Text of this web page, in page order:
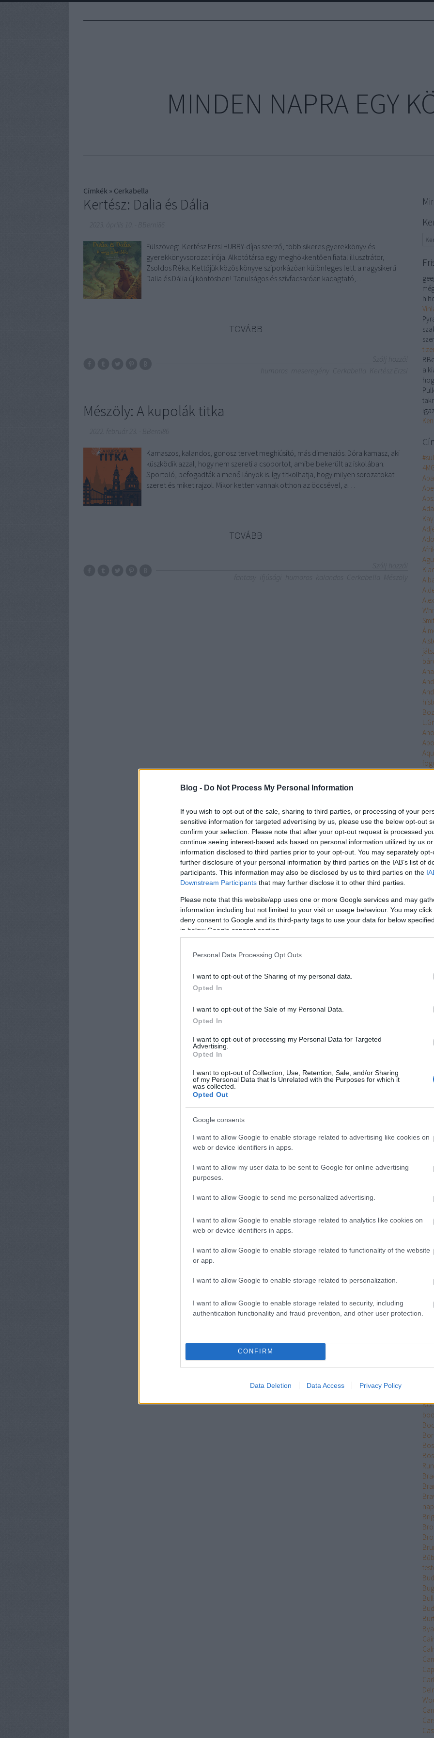
Blog - Do Not Process My Personal Information
If you wish to opt-out of the sale, sharing to third parties, or processing of your
sensitive information for targeted advertising by us, please use the below opt-out
confirm your selection. Please note that after your opt-out request is processed
continue seeing interest-based ads based on personal information utilized by us
information disclosed to third parties prior to your opt-out. You may separately
further disclosure of your personal information by third parties on the IAB’s list of
participants. This information may also be disclosed by us to third parties on the
Downstream Participants that may further disclose it to other third parties.
Please note that this website/app uses one or more Google services and may
information including but not limited to your visit or usage behaviour. You may
deny consent to Google and its third-party tags to use your data for below
in below Google consent section.
Personal Data Processing Opt Outs
I want to opt-out of the Sharing of my personal data.
Opted In
I want to opt-out of the Sale of my Personal Data.
Opted In
I want to opt-out of processing my Personal Data for Targeted
Advertising.
Opted In
I want to opt-out of Collection, Use, Retention, Sale, and/or Sharing
of my Personal Data that Is Unrelated with the Purposes for which it
was collected.
Opted Out
Google consents
I want to allow Google to enable storage related to advertising like cookies on
web or device identifiers in apps.
I want to allow my user data to be sent to Google for online advertising
purposes.
I want to allow Google to send me personalized advertising.
I want to allow Google to enable storage related to analytics like cookies on
web or device identifiers in apps.
I want to allow Google to enable storage related to functionality of the website
or app.
I want to allow Google to enable storage related to personalization.
I want to allow Google to enable storage related to security, including
authentication functionality and fraud prevention, and other user protection.
CONFIRM
Data Deletion Data Access Privacy Policy
MINDEN NAPRA EGY
Címkék » Cerkabella
Kertész: Dalia és Dália
Fülszöveg: Kertész ​Erzsi HUBBY-díjas szerző, több sikeres gyerekkönyv és
gyerekkönyvsorozat írója. Alkotótársa egy meghökkentően fiatal illusztrátor,
Zsoldos Réka. Kettőjük közös könyve sziporkázóan különleges lett: a nagysikerű
Dalia és Dália új köntösben! Tanulságos és szívfacsaróan kacagtató,…
TOVÁBB
Mészöly: A kupolák titka
Kamaszos, kalandos, gonosz tervet meghiúsító, más dimenziós. Dóra kamasz, aki
küszködik azzal, hogy nem szereti a csoportot, amibe bekerült az iskolában.
Sportoló, befogadták a menő lányok is. Így titkolhatja, hogy milyen sorozatokat
szeret és miket rajzol. Mikor ketten vannak otthon az öccsével, a…
TOVÁBB
a
Kay
Awad
A